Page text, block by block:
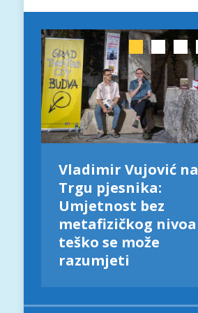
Vladimir Vujović na
Trgu pjesnika:
Umjetnost bez
metafizičkog nivoa
teško se može
razumjeti